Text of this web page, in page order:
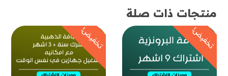
منتجات ذات صلة
تخفيض! تخفيض!